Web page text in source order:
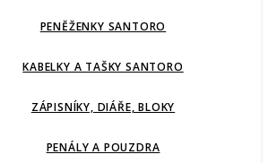
PENĚŽENKY SANTORO
KABELKY A TAŠKY SANTORO
ZÁPISNÍKY, DIÁŘE, BLOKY
PENÁLY A POUZDRA